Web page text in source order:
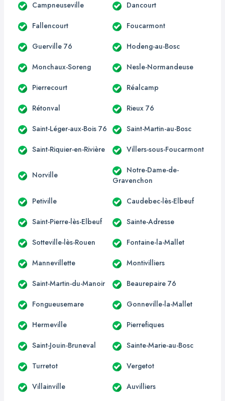
Campneuseville Dancourt
Fallencourt Foucarmont
Guerville 76 Hodeng-au-Bosc
Monchaux-Soreng Nesle-Normandeuse
Pierrecourt Réalcamp
Rétonval Rieux 76
Saint-Léger-aux-Bois 76 Saint-Martin-au-Bosc
Saint-Riquier-en-Rivière Villers-sous-Foucarmont
Norville
Notre-Dame-de-
Gravenchon
Petiville Caudebec-lès-Elbeuf
Saint-Pierre-lès-Elbeuf Sainte-Adresse
Sotteville-lès-Rouen Fontaine-la-Mallet
Mannevillette Montivilliers
Saint-Martin-du-Manoir Beaurepaire 76
Fongueusemare Gonneville-la-Mallet
Hermeville Pierrefiques
Saint-Jouin-Bruneval Sainte-Marie-au-Bosc
Turretot Vergetot
Villainville Auvilliers